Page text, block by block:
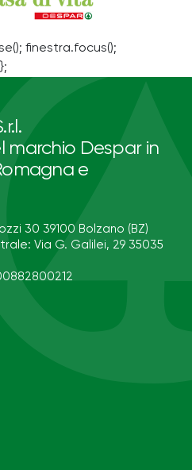
finestra.focus();
marchio Despar in
e
30 39100 Bolzano (BZ)
Via G. Galilei, 29 35035